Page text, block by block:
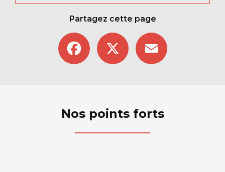
Partagez cette page
Facebook
Nos points forts